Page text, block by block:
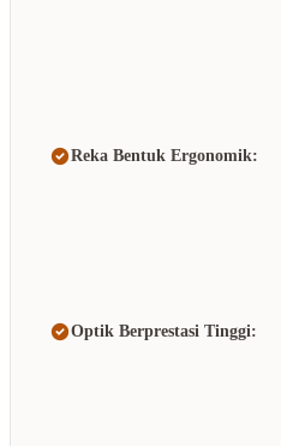
Reka Bentuk Ergonomik:
Optik Berprestasi Tinggi: